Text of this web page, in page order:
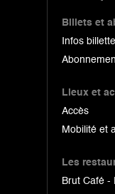
Billets et
Infos
Lieux et
Accès
Mobilité et
Les
Brut Café -